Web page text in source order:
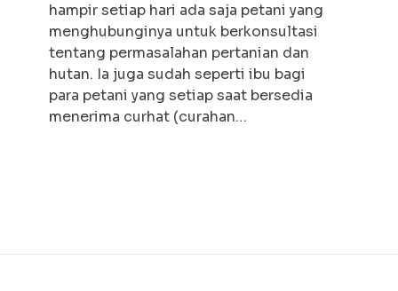
hampir setiap hari ada saja petani yang
menghubunginya untuk berkonsultasi
tentang permasalahan pertanian dan
hutan. Ia juga sudah seperti ibu bagi
para petani yang setiap saat bersedia
menerima curhat (curahan…